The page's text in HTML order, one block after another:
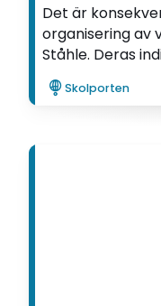
Det är
organisering av
Ståhle. Deras
elever och
förhåller sig
blir läraren styrd
Skolporten